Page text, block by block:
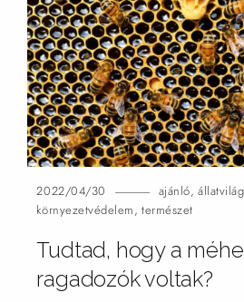
2022/04/30 ajánló, állatvilág
környezetvédelem,természet
Tudtad, hogy a
ragadozók voltak?